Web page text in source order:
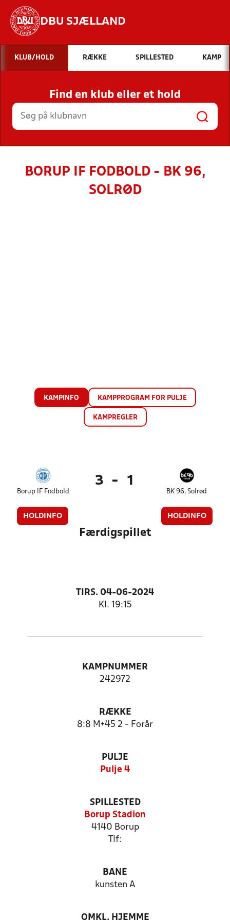
DBU SJÆLLAND
Hvad vil du søge efter?
INDHOLD OG NYHEDER
STILLINGER, RESULTATER, KLUBBER OG
HOLD
KLUB/HOLD RÆKKE SPILLESTED KAMP
Find en klub eller et hold
BORUP IF FODBOLD - BK 96,
SOLRØD
KAMPINFO KAMPPROGRAM FOR PULJE
KAMPREGLER
Borup IF Fodbold
HOLDINFO
3 - 1
BK 96, Solrød
HOLDINFO
Færdigspillet
TIRS. 04-06-2024
Kl. 19:15
KAMPNUMMER
242972
RÆKKE
8:8 M+45 2 - Forår
PULJE
Pulje 4
SPILLESTED
Borup Stadion
4140 Borup
Tlf:
BANE
kunsten A
OMKL. HJEMME